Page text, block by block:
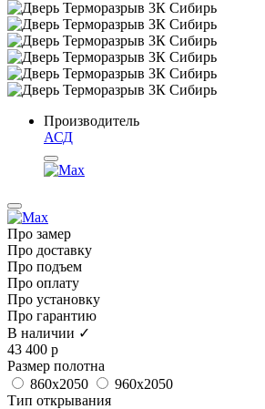
Производитель
АСД
Про замер
Про доставку
Про подъем
Про оплату
Про установку
Про гарантию
В наличии ✓
43 400 р
Размер полотна
860x2050
960x2050
Тип открывания